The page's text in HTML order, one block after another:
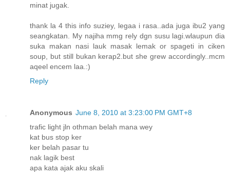
minat jugak.
thank la 4 this info suziey, legaa i rasa..ada juga ibu2 yang
seangkatan. My najiha mmg rely dgn susu lagi.wlaupun dia
suka makan nasi lauk masak lemak or spageti in ciken
soup, but still bukan kerap2.but she grew accordingly..mcm
aqeel encem laa.:)
Reply
Anonymous June 8, 2010 at 3:23:00 PM GMT+8
trafic light jln othman belah mana wey
kat bus stop ker
ker belah pasar tu
nak lagik best
apa kata ajak aku skali